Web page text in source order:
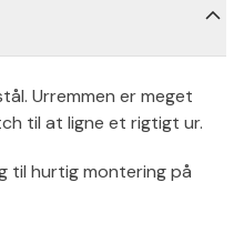
Urremmen er meget
til at ligne et rigtigt ur.
til hurtig montering på